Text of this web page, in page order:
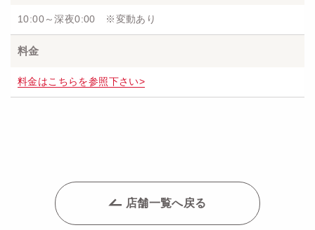
10:00～深夜0:00 ※変動あり
料金
料金はこちらを参照下さい>
店舗一覧へ戻る